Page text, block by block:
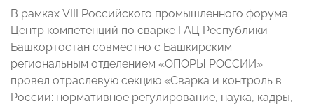
В рамках VIII Российского промышленного форума
Центр компетенций по сварке ГАЦ Республики
Башкортостан совместно с Башкирским
региональным отделением «ОПОРЫ РОССИИ»
провел отраслевую секцию «Сварка и контроль в
России: нормативное регулирование, наука, кадры,